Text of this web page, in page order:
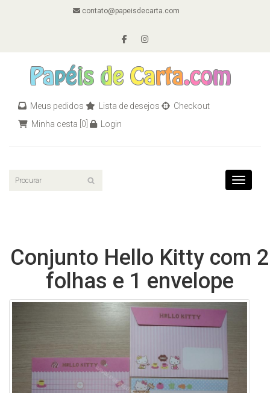
contato@papeisdecarta.com
Meus pedidos Lista de desejos
Checkout
Minha cesta [0] Login
Toggle
Conjunto Hello Kitty com 2
folhas e 1 envelope